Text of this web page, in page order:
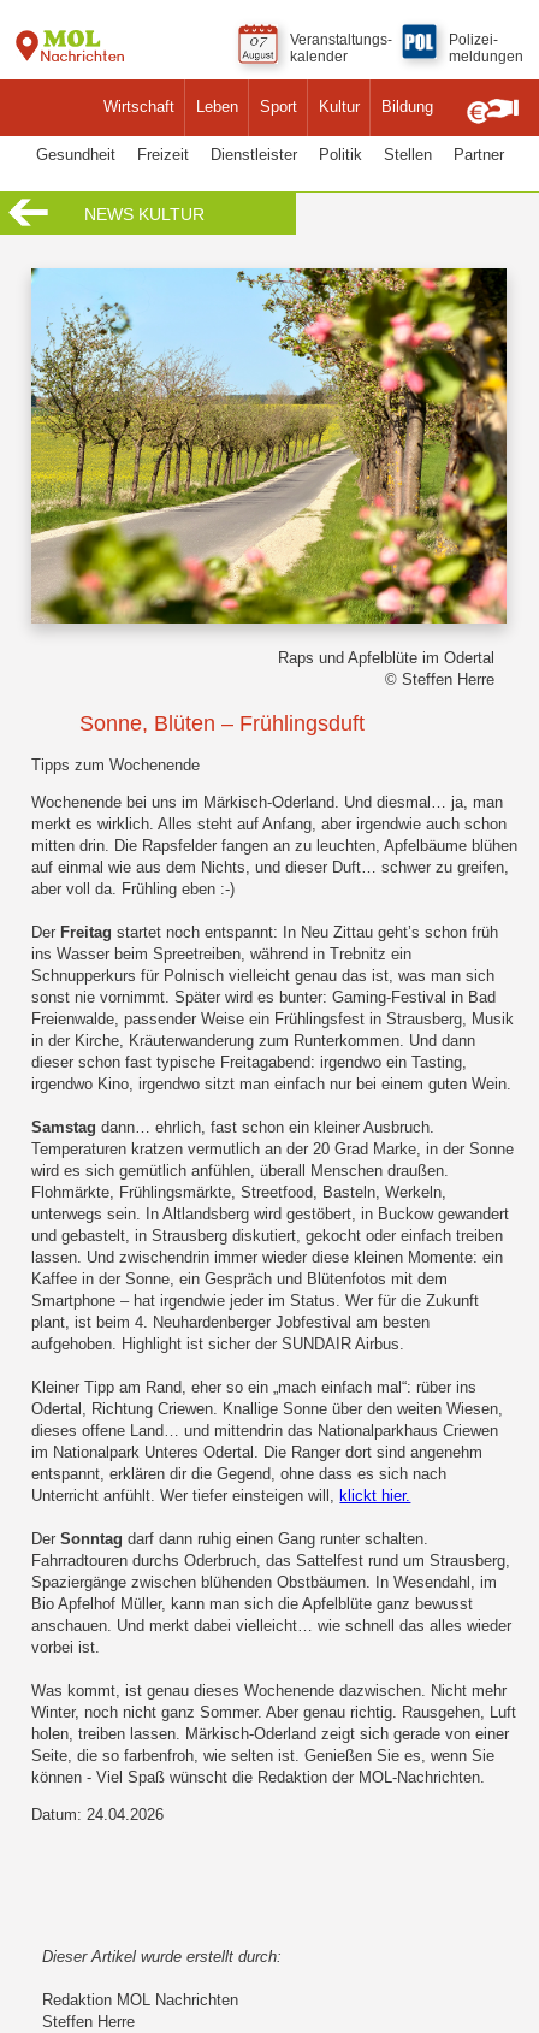
Wirtschaft Leben Sport Kultur Bildung
Veranstaltungs-
kalender
Polizei-
meldungen
Gesundheit Freizeit Dienstleister Politik Stellen Partner
NEWS KULTUR
Raps und Apfelblüte im Odertal
© Steffen Herre
Sonne, Blüten – Frühlingsduft
Tipps zum Wochenende
Wochenende bei uns im Märkisch-Oderland. Und diesmal… ja, man
merkt es wirklich. Alles steht auf Anfang, aber irgendwie auch schon
mitten drin. Die Rapsfelder fangen an zu leuchten, Apfelbäume blühen
auf einmal wie aus dem Nichts, und dieser Duft… schwer zu greifen,
aber voll da. Frühling eben :-)
Der Freitag startet noch entspannt: In Neu Zittau geht’s schon früh
ins Wasser beim Spreetreiben, während in Trebnitz ein
Schnupperkurs für Polnisch vielleicht genau das ist, was man sich
sonst nie vornimmt. Später wird es bunter: Gaming-Festival in Bad
Freienwalde, passender Weise ein Frühlingsfest in Strausberg, Musik
in der Kirche, Kräuterwanderung zum Runterkommen. Und dann
dieser schon fast typische Freitagabend: irgendwo ein Tasting,
irgendwo Kino, irgendwo sitzt man einfach nur bei einem guten Wein.
Samstag dann… ehrlich, fast schon ein kleiner Ausbruch.
Temperaturen kratzen vermutlich an der 20 Grad Marke, in der Sonne
wird es sich gemütlich anfühlen, überall Menschen draußen.
Flohmärkte, Frühlingsmärkte, Streetfood, Basteln, Werkeln,
unterwegs sein. In Altlandsberg wird gestöbert, in Buckow gewandert
und gebastelt, in Strausberg diskutiert, gekocht oder einfach treiben
lassen. Und zwischendrin immer wieder diese kleinen Momente: ein
Kaffee in der Sonne, ein Gespräch und Blütenfotos mit dem
Smartphone – hat irgendwie jeder im Status. Wer für die Zukunft
plant, ist beim 4. Neuhardenberger Jobfestival am besten
aufgehoben. Highlight ist sicher der SUNDAIR Airbus.
Kleiner Tipp am Rand, eher so ein „mach einfach mal“: rüber ins
Odertal, Richtung Criewen. Knallige Sonne über den weiten Wiesen,
dieses offene Land… und mittendrin das Nationalparkhaus Criewen
im Nationalpark Unteres Odertal. Die Ranger dort sind angenehm
entspannt, erklären dir die Gegend, ohne dass es sich nach
Unterricht anfühlt. Wer tiefer einsteigen will, klickt hier.
DerSonntag darf dann ruhig einen Gang runter schalten.
Fahrradtouren durchs Oderbruch, das Sattelfest rund um Strausberg,
Spaziergänge zwischen blühenden Obstbäumen. In Wesendahl, im
Bio Apfelhof Müller, kann man sich die Apfelblüte ganz bewusst
anschauen. Und merkt dabei vielleicht… wie schnell das alles wieder
vorbei ist.
Was kommt, ist genau dieses Wochenende dazwischen. Nicht mehr
Winter, noch nicht ganz Sommer. Aber genau richtig. Rausgehen, Luft
holen, treiben lassen. Märkisch-Oderland zeigt sich gerade von einer
Seite, die so farbenfroh, wie selten ist. Genießen Sie es, wenn Sie
können - Viel Spaß wünscht die Redaktion der MOL-Nachrichten.
Datum: 24.04.2026
Dieser Artikel wurde erstellt durch:
Redaktion MOL Nachrichten
Steffen Herre